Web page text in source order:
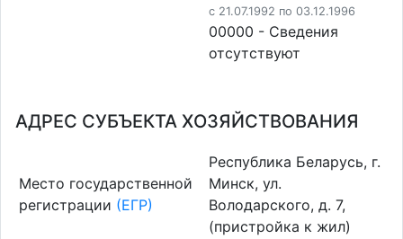
c 21.07.1992 по 03.12.1996
00000 - Cведения
отсутствуют
АДРЕС СУБЪЕКТА ХОЗЯЙСТВОВАНИЯ
Место государственной
регистрации (ЕГР)
Республика Беларусь, г.
Минск, ул.
Володарского, д. 7,
(пристройка к жил)